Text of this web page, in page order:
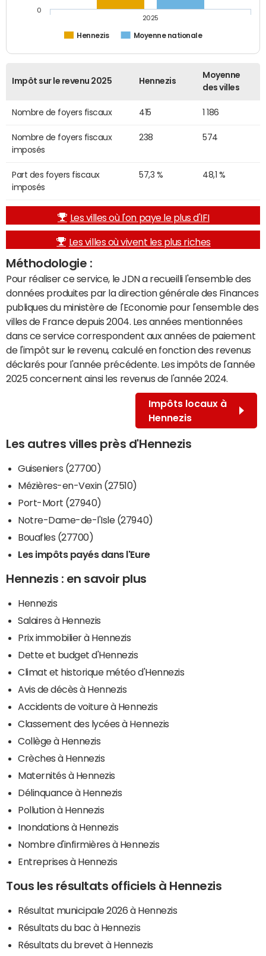
Hennezis Moyenne nationale
2025
0
Impôt sur le revenu 2025 Hennezis
Moyenne
des villes
Nombre de foyers fiscaux 415 1 186
Nombre de foyers fiscaux
imposés
238 574
Part des foyers fiscaux
imposés
57,3 % 48,1 %
Les villes où l'on paye le plus d'IFI
Les villes où vivent les plus riches
Méthodologie :
Pour réaliser ce service, le JDN a recueilli l'ensemble des
données produites par la direction générale des Finances
publiques du ministère de l'Economie pour l'ensemble des
villes de France depuis 2004. Les années mentionnées
dans ce service correspondent aux années de paiement
de l'impôt sur le revenu, calculé en fonction des revenus
déclarés pour l'année précédente. Les impôts de l'année
2025 concernent ainsi les revenus de l'année 2024.
Impôts locaux à
Hennezis
Les autres villes près d'Hennezis
Guiseniers (27700)
Mézières-en-Vexin (27510)
Port-Mort (27940)
Notre-Dame-de-l'Isle (27940)
Bouafles (27700)
Les impôts payés dans l'Eure
Hennezis : en savoir plus
Hennezis
Salaires à Hennezis
Prix immobilier à Hennezis
Dette et budget d'Hennezis
Climat et historique météo d'Hennezis
Avis de décès à Hennezis
Accidents de voiture à Hennezis
Classement des lycées à Hennezis
Collège à Hennezis
Crèches à Hennezis
Maternités à Hennezis
Délinquance à Hennezis
Pollution à Hennezis
Inondations à Hennezis
Nombre d'infirmières à Hennezis
Entreprises à Hennezis
Tous les résultats officiels à Hennezis
Résultat municipale 2026 à Hennezis
Résultats du bac à Hennezis
Résultats du brevet à Hennezis